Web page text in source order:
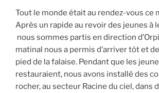
Tout le monde était au rendez-vous ce
Après un rapide au revoir des jeunes à
nous sommes partis en direction
matinal nous a permis d’arriver tôt et
pied de la falaise. Pendant que les
restauraient, nous avons installé des
rocher, au secteur Racine du ciel, dans